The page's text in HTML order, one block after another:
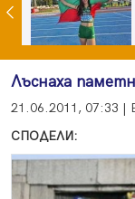
Когато всичко те дразни: тези трикове променят настроението за минути
Лъснаха
21.06.2011, 07:33 |
СПОДЕЛИ: